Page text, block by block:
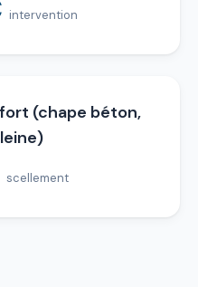
intervention
(chape béton,
scellement